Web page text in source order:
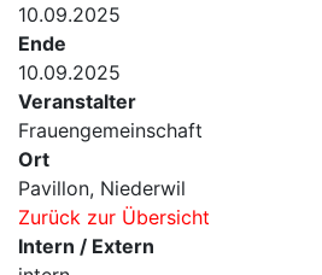
10.09.2025
Ende
10.09.2025
Veranstalter
Frauengemeinschaft
Ort
Pavillon, Niederwil
Zurück zur Übersicht
Intern / Extern